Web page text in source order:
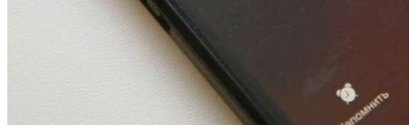
заключены контракты на 3,6 млн долларов